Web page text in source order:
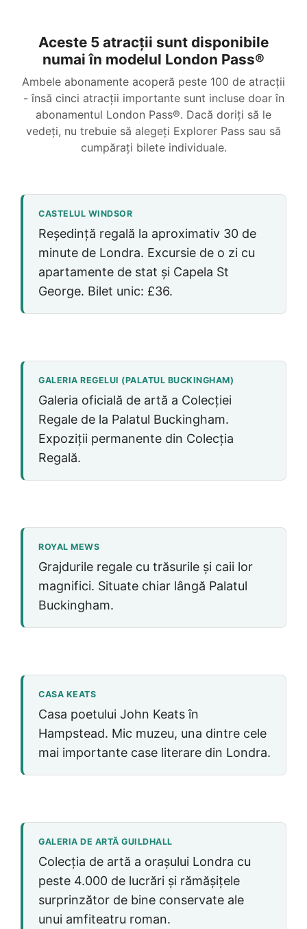
Aceste 5 atracții sunt disponibile
numai în modelul London Pass®
Ambele abonamente acoperă peste 100 de atracții
- însă cinci atracții importante sunt incluse doar în
abonamentul London Pass®. Dacă doriți să le
vedeți, nu trebuie să alegeți Explorer Pass sau să
cumpărați bilete individuale.
CASTELUL WINDSOR
Reședință regală la aproximativ 30 de
minute de Londra. Excursie de o zi cu
apartamente de stat și Capela St
George. Bilet unic: £36.
GALERIA REGELUI (PALATUL BUCKINGHAM)
Galeria oficială de artă a Colecției
Regale de la Palatul Buckingham.
Expoziții permanente din Colecția
Regală.
ROYAL MEWS
Grajdurile regale cu trăsurile și caii lor
magnifici. Situate chiar lângă Palatul
Buckingham.
CASA KEATS
Casa poetului John Keats în
Hampstead. Mic muzeu, una dintre cele
mai importante case literare din Londra.
GALERIA DE ARTĂ GUILDHALL
Colecția de artă a orașului Londra cu
peste 4.000 de lucrări și rămășițele
surprinzător de bine conservate ale
unui amfiteatru roman.